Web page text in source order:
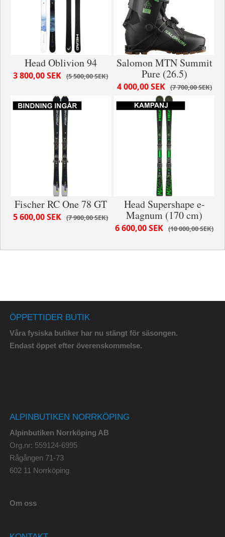
Head Oblivion 94
5 500,00 SEK
3 800,00 SEK
Salomon MTN Summit
Pure (26.5)
7 700,00 SEK
4 000,00 SEK
Fischer RC One 78 GT
7 900,00 SEK
5 600,00 SEK
Head Supershape e-
Magnum (170 cm)
10 000,00 SEK
6 600,00 SEK
ÖPPETTIDER BUTIK
Våra fysiska butiker har nu stängt för säsongen.
Endast öppet efter överenskommelse.
ALPINBUTIKEN NORRKÖPING
Alpinbutiken Norrköping AB
Org.nr: 559124-6995
Rågången 71-73
602 11 Norrköping
Om oss